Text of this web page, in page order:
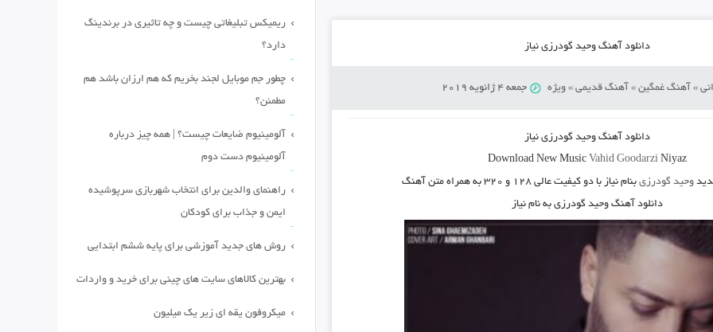
دانلود آهنگ وحید گودرزی نیاز
» آهنگ غمگین» آهنگ قدیمی» ویژه جمعه 4 ژانویه 2019
دانلود آهنگوحید گودرزی نیاز
Download New Music Vahid Goodarzi Niyaz
وحید گودرزی بنام نیازبا دو کیفیت عالی ۱۲۸ و ۳۲۰ به همراه متن آهنگ
دانلود آهنگ وحید گودرزی به نام نیاز
ریمیکس تبلیغاتی چیست و چه تاثیری در برندینگ
دارد؟
چطور جم موبایل لجند بخریم که هم ارزان باشد هم
مطمئن؟
آلومینیوم ضایعات چیست؟ | همه چیز درباره
آلومینیوم دست دوم
راهنمای والدین برای انتخاب شهربازی سرپوشیده
ایمن و جذاب برای کودکان
روش های جدید آموزشی برای پایه ششم ابتدایی
بهترین کالاهای سایت های چینی برای خرید و واردات
میکروفون یقه ای زیر یک میلیون